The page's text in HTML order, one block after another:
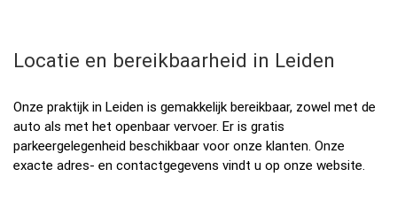
Locatie en bereikbaarheid in Leiden
Onze praktijk in Leiden is gemakkelijk bereikbaar, zowel met de
auto als met het openbaar vervoer. Er is gratis
parkeergelegenheid beschikbaar voor onze klanten. Onze
exacte adres- en contactgegevens vindt u op onze website.